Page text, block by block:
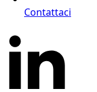
Contattaci